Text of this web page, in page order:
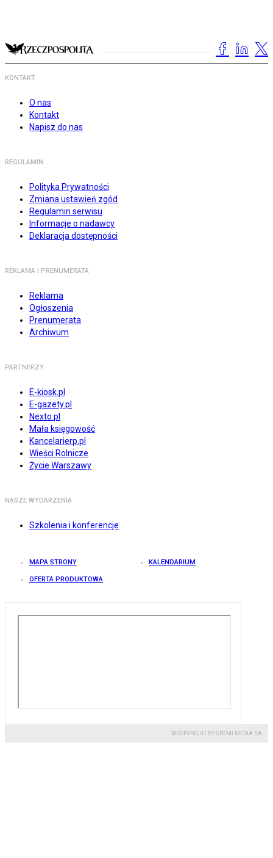
KONTAKT
O nas
Kontakt
Napisz do nas
REGULAMIN
Polityka Prywatności
Zmiana ustawień zgód
Regulamin serwisu
Informacje o nadawcy
Deklaracja dostępności
REKLAMA I PRENUMERATA
Reklama
Ogłoszenia
Prenumerata
Archiwum
PARTNERZY
E-kiosk.pl
E-gazety.pl
Nexto.pl
Mała księgowość
Kancelarierp.pl
Wieści Rolnicze
Życie Warszawy
NASZE WYDARZENIA
Szkolenia i konferencje
MAPA STRONY KALENDARIUM
OFERTA PRODUKTOWA
© COPYRIGHT BY GREMI MEDIA SA